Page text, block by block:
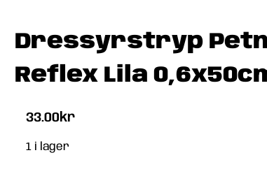
Dressyrstryp
Reflex Lila
33.00 kr
1 i lager